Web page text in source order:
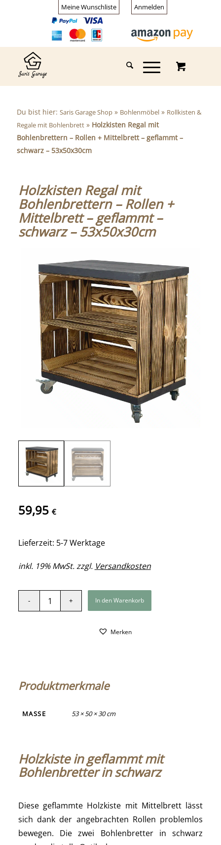
Meine Wunschliste Anmelden
Du bist hier: Saris Garage Shop» Bohlenmöbel» Rollkisten &
Regale mit Bohlenbrett» Holzkisten Regal mit
Bohlenbrettern – Rollen + Mittelbrett – geflammt –
schwarz – 53x50x30cm
Holzkisten Regal mit
Bohlenbrettern – Rollen +
Mittelbrett – geflammt –
schwarz – 53x50x30cm
59,95 €
Lieferzeit: 5-7 Werktage
inkl. 19% MwSt. zzgl. Versandkosten
In den Warenkorb
Merken
Produktmerkmale
MASSE 53 × 50 × 30 cm
Holzkiste in geflammt mit
Bohlenbretter in schwarz
Diese geflammte Holzkiste mit Mittelbrett lässt
sich dank der angebrachten Rollen problemlos
bewegen. Die zwei Bohlenbretter in schwarz